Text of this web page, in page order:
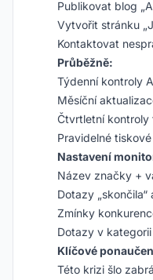
Publikovat blog
Vytvořit stránku
Kontaktovat
Průběžně:
Týdenní kontroly
Měsíční
Čtvrtletní kontroly
Pravidelné
Nastavení
Název značky +
Dotazy
Zmínky
Dotazy v
Klíčové
Této krizi šlo